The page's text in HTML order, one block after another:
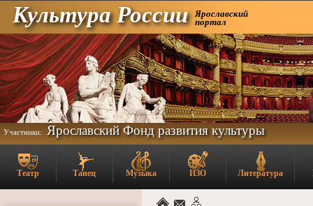
Культура России Ярославский
портал
Участники: Ярославский Фонд развития культуры
Театр Танец Музыка ИЗО Литература